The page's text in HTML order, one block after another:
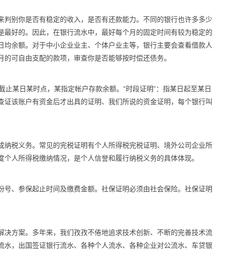
别你是否有稳定的收入，是否有还款能力。不同的银行也许多多少
好的。因此，在银行流水中，最好每个月的固定时间有较为稳定的
余额。对于中小企业业主、个体户业主等，银行主要会查看借款人
可自由支配的款项，审查你是否能够按时偿还债务。
止某日某时点，某指定帐户存款余额。“时段证明”：指某日起至某日
该账户有资金后才出具的证明、我们所说的资金证明，每个银行叫
税义务。常见的完税证明有个人所得税完税证明、境外公司企业所
人所得税缴纳情况，是个人信誉和履行纳税义务的具体体现。
、参保起止时间及缴费金额。社保证明必须由社会保险。社保证明
方案。多年来，我们孜孜不倦地追求技术创新、不断的完善技术流
，出国签证银行流水、各种个人流水、各种企业对公流水、车贷银